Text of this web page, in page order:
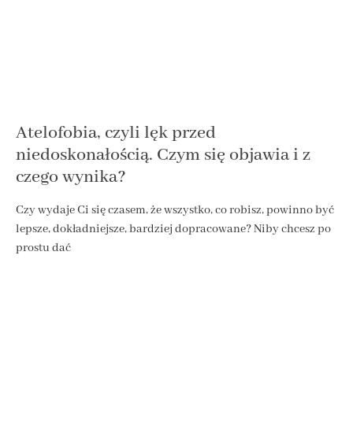
Atelofobia, czyli lęk przed
niedoskonałością. Czym się objawia i z
czego wynika?
Czy wydaje Ci się czasem, że wszystko, co robisz, powinno być
lepsze, dokładniejsze, bardziej dopracowane? Niby chcesz po
prostu dać